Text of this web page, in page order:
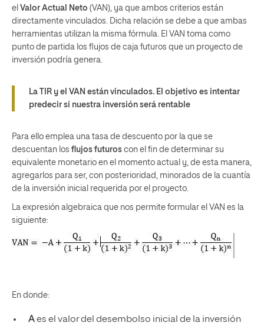
el Valor Actual Neto (VAN), ya que ambos criterios están
directamente vinculados. Dicha relación se debe a que ambas
herramientas utilizan la misma fórmula. El VAN toma como
punto de partida los flujos de caja futuros que un proyecto de
inversión podría genera.
La TIR y el VAN están vinculados. El objetivo es intentar
predecir si nuestra inversión será rentable
Para ello emplea una tasa de descuento por la que se
descuentan los flujos futuros con el fin de determinar su
equivalente monetario en el momento actual y, de esta manera,
agregarlos para ser, con posterioridad, minorados de la cuantía
de la inversión inicial requerida por el proyecto.
La expresión algebraica que nos permite formular el VAN es la
siguiente:
En donde:
Aes el valor del desembolso inicial de la inversión